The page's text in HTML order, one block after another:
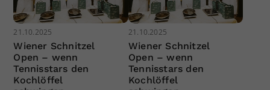
21.10.2025
Wiener Schnitzel
Open – wenn
Tennisstars den
Kochlöffel
21.10.2025
Wiener Schnitzel
Open – wenn
Tennisstars den
Kochlöffel